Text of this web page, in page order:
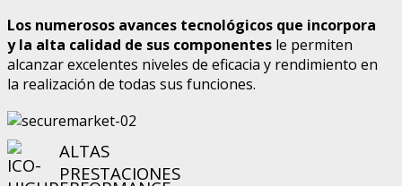
Los numerosos avances tecnológicos que incorpora
y la alta calidad de sus componentes le permiten
alcanzar excelentes niveles de eficacia y rendimiento en
la realización de todas sus funciones.
ALTAS
PRESTACIONES